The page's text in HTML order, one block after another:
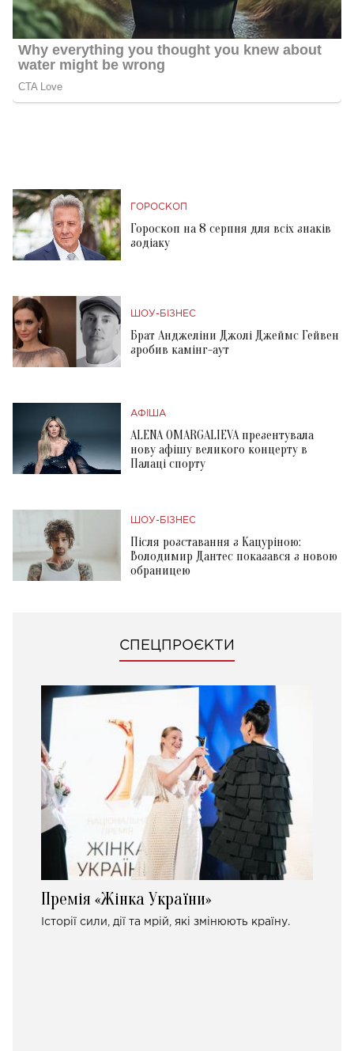
ГОРОСКОП
Гороскоп на 8 серпня для всіх знаків
зодіаку
ШОУ-БІЗНЕС
Брат Анджеліни Джолі Джеймс Гейвен
зробив камінг-аут
АФІША
ALENA OMARGALIEVA презентувала
нову афішу великого концерту в
Палаці спорту
ШОУ-БІЗНЕС
Після розставання з Кацуріною:
Володимир Дантес показався з новою
обраницею
СПЕЦПРОЄКТИ
Премія «Жінка України»
Історії сили, дії та мрій, які змінюють країну.